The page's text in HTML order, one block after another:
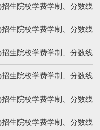
生院校学费学制、分数线
生院校学费学制、分数线
生院校学费学制、分数线
生院校学费学制、分数线
生院校学费学制、分数线
生院校学费学制、分数线